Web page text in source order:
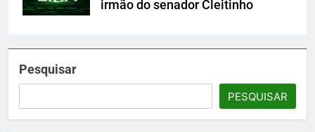
irmão do senador Cleitinho
Pesquisar
PESQUISAR